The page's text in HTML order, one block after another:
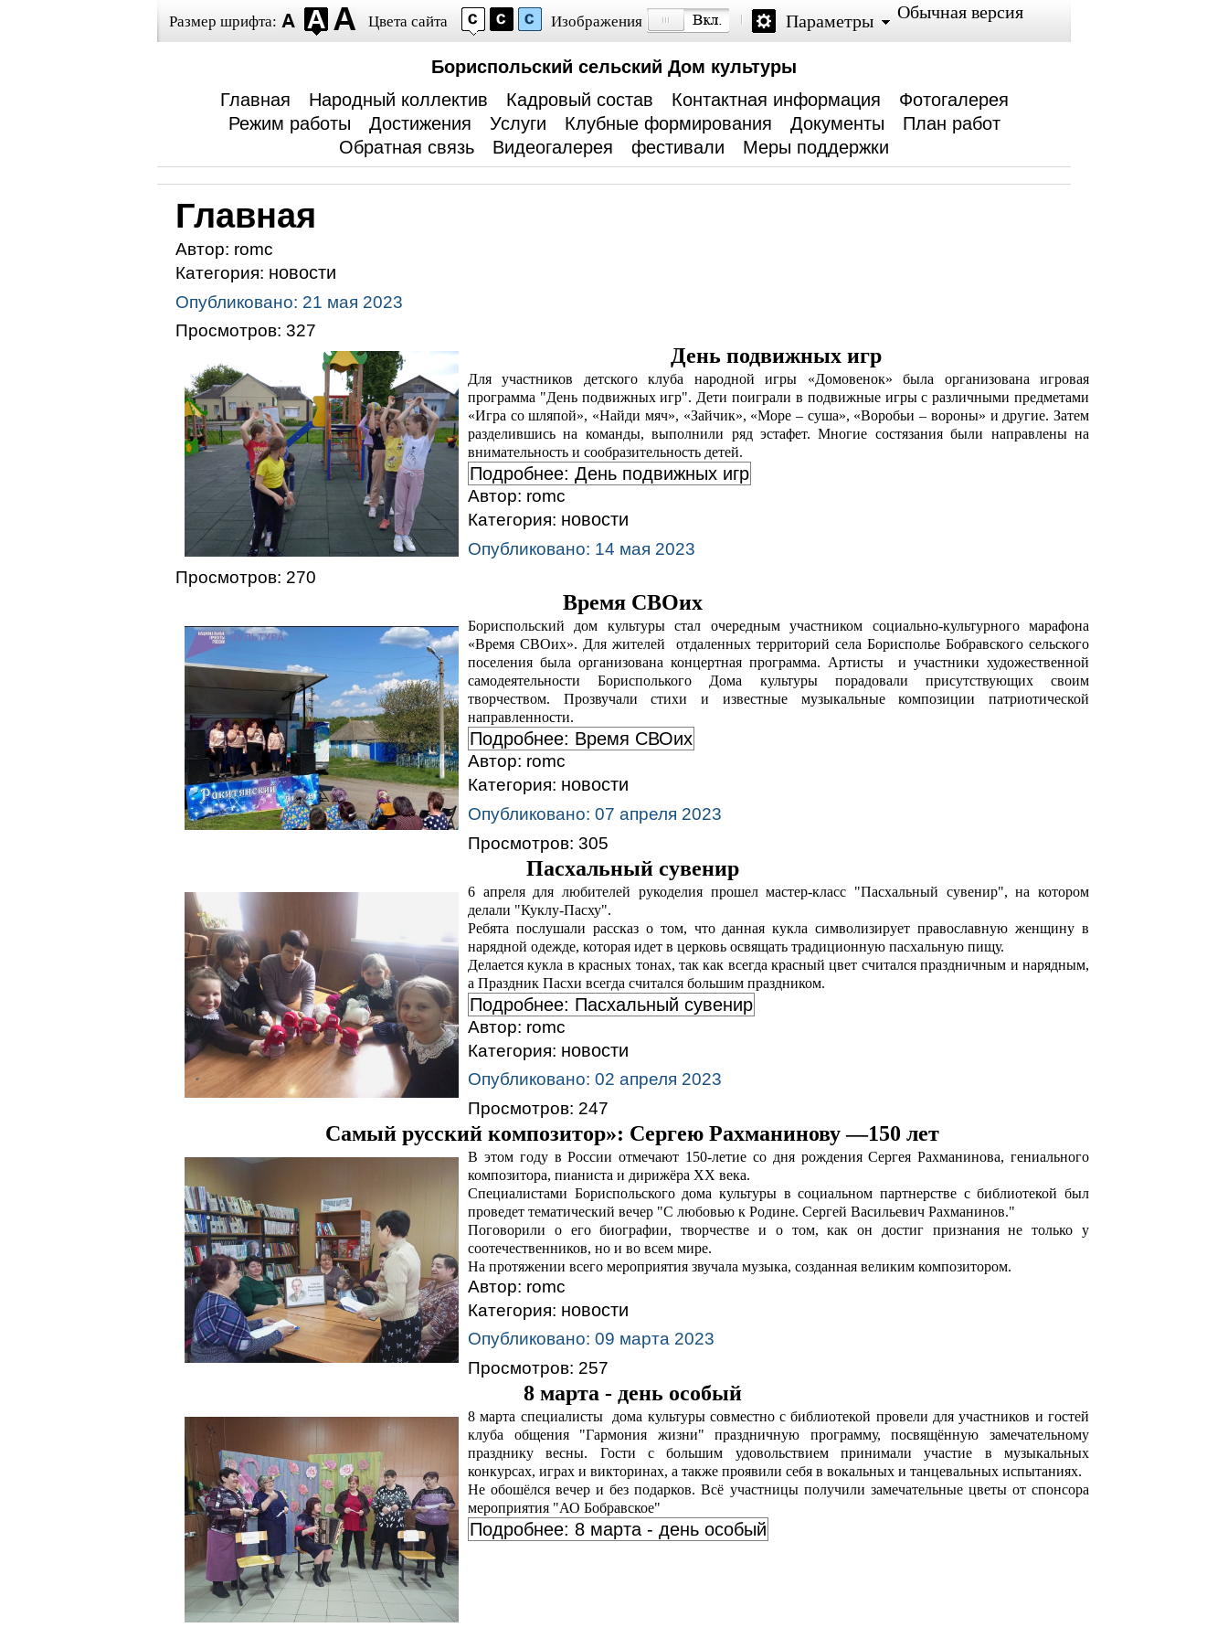
Размер шрифта: Цвета сайта Изображения Параметры Обычная версия
Бориспольский сельский Дом культуры
Главная
Народный коллектив Кадровый состав Контактная информация
Фотогалерея
Режим работы
Достижения Услуги Клубные формирования Документы
План работ
Обратная связь
Видеогалерея фестивали Меры поддержки
Главная
Автор: romc
Категория: новости
Опубликовано: 21 мая 2023
Просмотров: 327
День подвижных игр
Для участников детского клуба народной игры «Домовенок» была организована игровая
программа "День подвижных игр". Дети поиграли в подвижные игры с различными предметами
«Игра со шляпой», «Найди мяч», «Зайчик», «Море – суша», «Воробьи – вороны» и другие. Затем
разделившись на команды, выполнили ряд эстафет. Многие состязания были направлены на
внимательность и сообразительность детей.
Подробнее: День подвижных игр
Автор: romc
Категория: новости
Опубликовано: 14 мая 2023
Просмотров: 270
Время СВОих
Бориспольский дом культуры стал очередным участником социально-культурного марафона
«Время СВОих». Для жителей отдаленных территорий села Борисполье Бобравского сельского
поселения была организована концертная программа. Артисты и участники художественной
самодеятельности Борисполького Дома культуры порадовали присутствующих своим
творчеством. Прозвучали стихи и известные музыкальные композиции патриотической
направленности.
Подробнее: Время СВОих
Автор: romc
Категория: новости
Опубликовано: 07 апреля 2023
Просмотров: 305
Пасхальный сувенир
6 апреля для любителей рукоделия прошел мастер-класс "Пасхальный сувенир", на котором
делали "Куклу-Пасху".
Ребята послушали рассказ о том, что данная кукла символизирует православную женщину в
нарядной одежде, которая идет в церковь освящать традиционную пасхальную пищу.
Делается кукла в красных тонах, так как всегда красный цвет считался праздничным и нарядным,
а Праздник Пасхи всегда считался большим праздником.
Подробнее: Пасхальный сувенир
Автор: romc
Категория: новости
Опубликовано: 02 апреля 2023
Просмотров: 247
Самый русский композитор»: Сергею Рахманинову —150 лет
В этом году в России отмечают 150-летие со дня рождения Сергея Рахманинова, гениального
композитора, пианиста и дирижёра XX века.
Специалистами Бориспольского дома культуры в социальном партнерстве с библиотекой был
проведет тематический вечер "С любовью к Родине. Сергей Васильевич Рахманинов."
Поговорили о его биографии, творчестве и о том, как он достиг признания не только у
соотечественников, но и во всем мире.
На протяжении всего мероприятия звучала музыка, созданная великим композитором.
Автор: romc
Категория: новости
Опубликовано: 09 марта 2023
Просмотров: 257
8 марта - день особый
8 марта специалисты дома культуры совместно с библиотекой провели для участников и гостей
клуба общения "Гармония жизни" праздничную программу, посвящённую замечательному
празднику весны. Гости с большим удовольствием принимали участие в музыкальных
конкурсах, играх и викторинах, а также проявили себя в вокальных и танцевальных испытаниях.
Не обошёлся вечер и без подарков. Всё участницы получили замечательные цветы от спонсора
мероприятия "АО Бобравское"
Подробнее: 8 марта - день особый